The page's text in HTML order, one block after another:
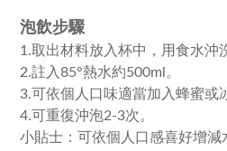
泡飲步驟
1.取出材料放入杯中，用食水沖
2.註入85°熱水約500ml。
3.可依個人口味適當加入蜂蜜或
4.可重復沖泡2-3次。
小貼士：可依個人口感喜好增減